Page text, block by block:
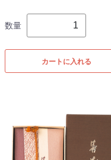
数量
カートに入れる